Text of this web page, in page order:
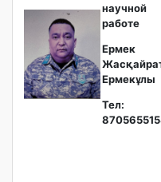
научной
работе
Ермек
Ермекұлы
Тел: